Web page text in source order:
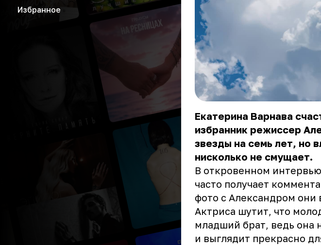
Избранное
Екатерина Варнава
избранник режиссер
звезды на семь лет, но
нисколько не смущает.
В откровенном
часто получает
фото с Александром они
Актриса шутит, что
младший брат, ведь она
и выглядит прекрасно